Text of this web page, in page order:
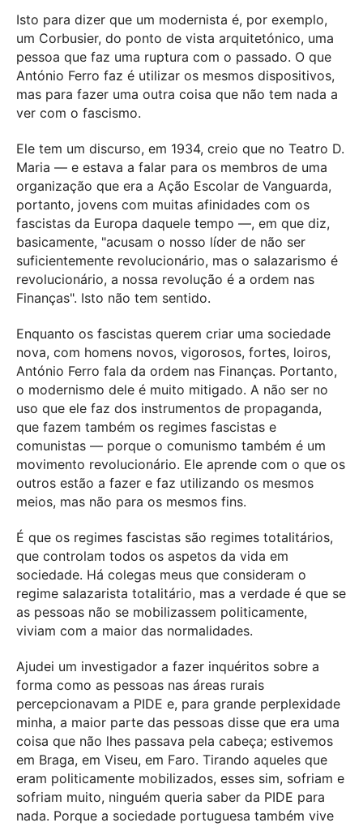
Isto para dizer que um modernista é, por exemplo,
um Corbusier, do ponto de vista arquitetónico, uma
pessoa que faz uma ruptura com o passado. O que
António Ferro faz é utilizar os mesmos dispositivos,
mas para fazer uma outra coisa que não tem nada a
ver com o fascismo.
Ele tem um discurso, em 1934, creio que no Teatro D.
Maria — e estava a falar para os membros de uma
organização que era a Ação Escolar de Vanguarda,
portanto, jovens com muitas afinidades com os
fascistas da Europa daquele tempo —, em que diz,
basicamente, "acusam o nosso líder de não ser
suficientemente revolucionário, mas o salazarismo é
revolucionário, a nossa revolução é a ordem nas
Finanças". Isto não tem sentido.
Enquanto os fascistas querem criar uma sociedade
nova, com homens novos, vigorosos, fortes, loiros,
António Ferro fala da ordem nas Finanças. Portanto,
o modernismo dele é muito mitigado. A não ser no
uso que ele faz dos instrumentos de propaganda,
que fazem também os regimes fascistas e
comunistas — porque o comunismo também é um
movimento revolucionário. Ele aprende com o que os
outros estão a fazer e faz utilizando os mesmos
meios, mas não para os mesmos fins.
É que os regimes fascistas são regimes totalitários,
que controlam todos os aspetos da vida em
sociedade. Há colegas meus que consideram o
regime salazarista totalitário, mas a verdade é que se
as pessoas não se mobilizassem politicamente,
viviam com a maior das normalidades.
Ajudei um investigador a fazer inquéritos sobre a
forma como as pessoas nas áreas rurais
percepcionavam a PIDE e, para grande perplexidade
minha, a maior parte das pessoas disse que era uma
coisa que não lhes passava pela cabeça; estivemos
em Braga, em Viseu, em Faro. Tirando aqueles que
eram politicamente mobilizados, esses sim, sofriam e
sofriam muito, ninguém queria saber da PIDE para
nada. Porque a sociedade portuguesa também vive